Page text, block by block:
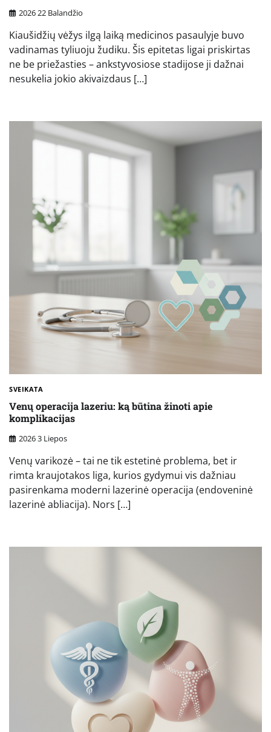
2026 22 Balandžio
Kiaušidžių vėžys ilgą laiką medicinos pasaulyje buvo
vadinamas tyliuoju žudiku. Šis epitetas ligai priskirtas
ne be priežasties – ankstyvosiose stadijose ji dažnai
nesukelia jokio akivaizdaus […]
SVEIKATA
Venų operacija lazeriu: ką būtina žinoti apie
komplikacijas
2026 3 Liepos
Venų varikozė – tai ne tik estetinė problema, bet ir
rimta kraujotakos liga, kurios gydymui vis dažniau
pasirenkama moderni lazerinė operacija (endoveninė
lazerinė abliacija). Nors […]